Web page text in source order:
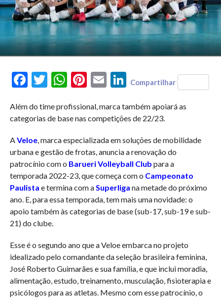
FacebookTwitterWhatsAppPinterest
Email LinkedIn
Compartilhar
Além do time profissional, marca também apoiará as
categorias de base nas competições de 22/23.
AVeloe, marca especializada em soluções de mobilidade
urbana e gestão de frotas, anuncia a renovação do
patrocínio com o Barueri Volleyball Club para a
temporada 2022-23, que começa com o Campeonato
Paulista e termina com aSuperliga na metade do próximo
ano. E, para essa temporada, tem mais uma novidade: o
apoio também às categorias de base (sub-17, sub-19 e sub-
21) do clube.
Esse é o segundo ano que a Veloe embarca no projeto
idealizado pelo comandante da seleção brasileira feminina,
José Roberto Guimarães e sua família, e que inclui moradia,
alimentação, estudo, treinamento, musculação, fisioterapia e
psicólogos para as atletas. Mesmo com esse patrocínio, o